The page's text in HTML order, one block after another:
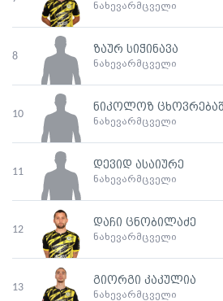
ნახევარმცველი
8
ზაურ სიჭინავა
ნახევარმცველი
10
ნიკოლოზ
ნახევარმცველი
11
დევიდ ასაიურე
ნახევარმცველი
12
დაჩი ცნობილაძე
ნახევარმცველი
13
გიორგი კაკულია
ნახევარმცველი